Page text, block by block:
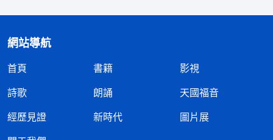
網站導航
首頁 書籍
影視
詩歌
朗誦
天國福音
經歷見證
新時代
圖片展